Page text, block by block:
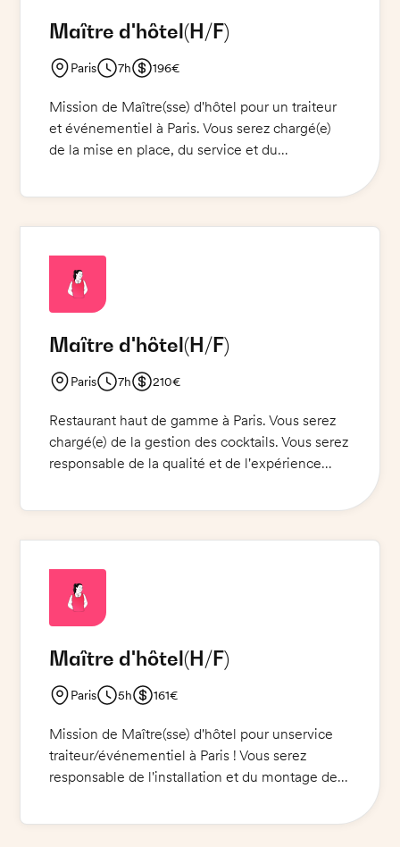
Maître d'hôtel(H/F)
Paris 7h 196€
Mission de Maître(sse) d'hôtel pour un traiteur
et événementiel à Paris. Vous serez chargé(e)
de la mise en place, du service et du
déjeuners de 30 personnes. Vous devrez veiller
Vous devrez également gérer et organiser le
personnel de restauration et veiller à la qualité
et à l'hygiène de la cuisine et des salles de
Maître d'hôtel(H/F)
Paris 7h 210€
Restaurant haut de gamme à Paris. Vous serez
chargé(e) de la gestion des cocktails. Vous serez
responsable de la qualité et de l'expérience
mesure pour des clients luxueux et distingués.
connaissance des alcools et des cocktails est
essentielle.
Maître d'hôtel(H/F)
Paris 5h 161€
Mission de Maître(sse) d'hôtel pour unservice
traiteur/événementiel à Paris ! Vous serez
responsable de l'installation et du montage des
en charge du service des boissons lors de